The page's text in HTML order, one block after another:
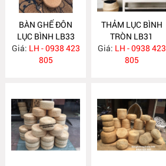
BÀN GHẾ ĐÔN
LỤC BÌNH LB33
Giá: LH - 0938 423
805
THẢM LỤC BÌNH
TRÒN LB31
Giá: LH - 0938 423
805